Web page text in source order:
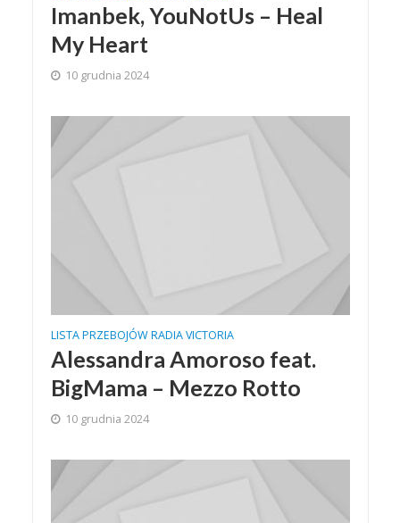
Imanbek, YouNotUs – Heal
My Heart
10 grudnia 2024
LISTA PRZEBOJÓW RADIA VICTORIA
Alessandra Amoroso feat.
BigMama – Mezzo Rotto
10 grudnia 2024